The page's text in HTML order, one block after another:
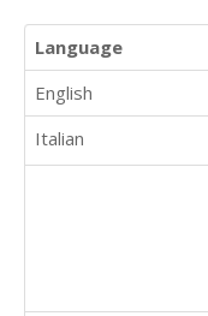
Language
English
Italian